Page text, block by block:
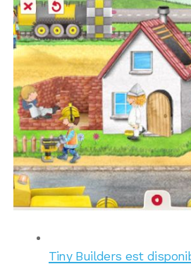
Tiny Builders est